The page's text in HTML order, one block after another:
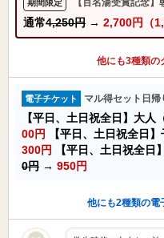
期間限定
通常4,250円 → 2,700円（
他にも3種類の
電子チケット マル得セット日
【平日、土日祝全日】大人
00円
【平日、土日祝全日
300円
【平日、土日祝全日
0円 → 950円
他にも2種類の電